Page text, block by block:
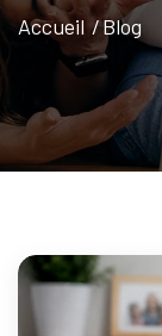
Accueil Blog